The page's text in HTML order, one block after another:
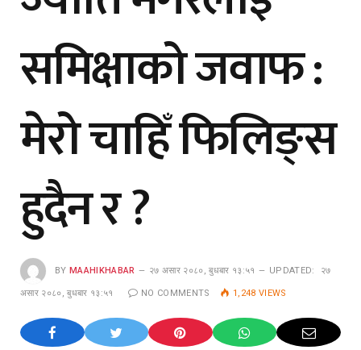
समिक्षाको जवाफ :
मेरो चाहिँ फिलिङ्स
हुदैन र ?
BY MAAHIKHABAR २७ असार २०८०, बुधबार १३:५१ UPDATED: २७
असार २०८०, बुधबार १३:५१ NO COMMENTS 1,248 VIEWS